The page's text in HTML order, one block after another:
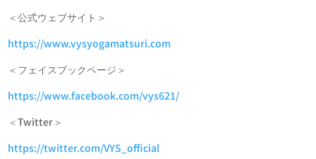
＜公式ウェブサイト＞
https://www.vysyogamatsuri.com
＜フェイスブックページ＞
https://www.facebook.com/vys621/
＜Twitter＞
https://twitter.com/VYS_official